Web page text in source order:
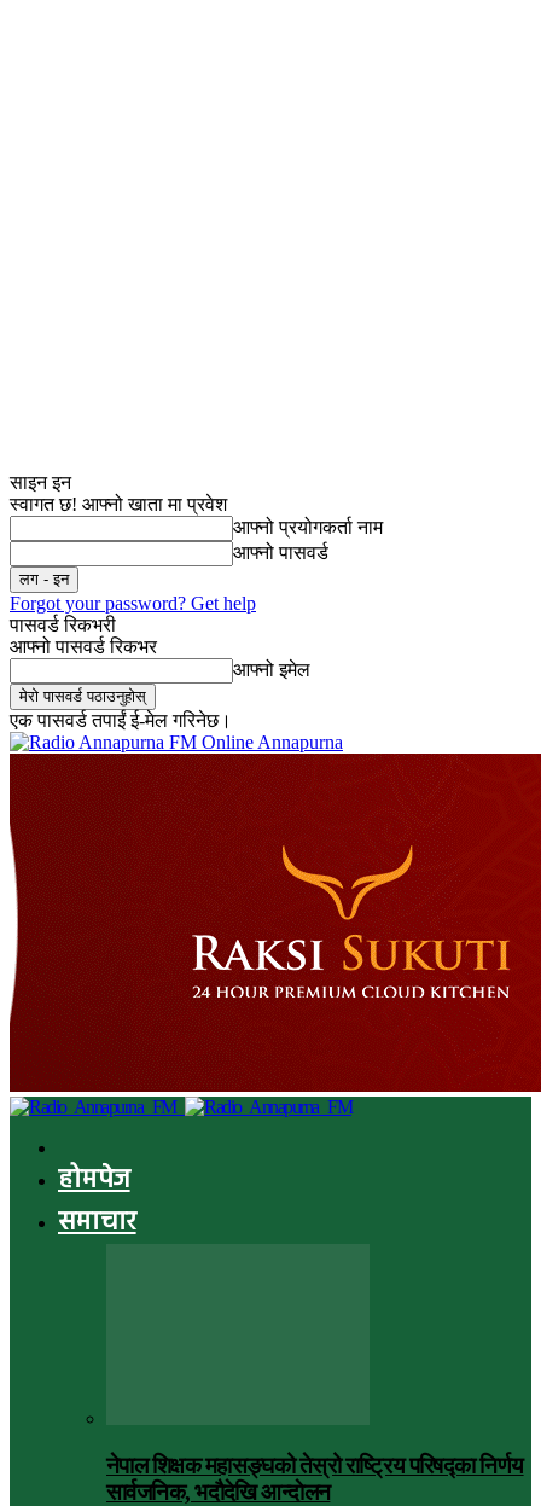
साइन इन
स्वागत छ! आफ्नो खाता मा प्रवेश
आफ्नो प्रयोगकर्ता नाम
आफ्नो पासवर्ड
Forgot your password? Get help
पासवर्ड रिकभरी
आफ्नो पासवर्ड रिकभर
आफ्नो इमेल
एक पासवर्ड तपाईं ई-मेल गरिनेछ।
Online Annapurna
होमपेज
समाचार
नेपाल शिक्षक महासङ्घको तेस्रो राष्ट्रिय परिषद्का निर्णय
सार्वजनिक, भदाैदेखि आन्दाेलन